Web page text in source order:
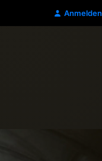
Anmelden